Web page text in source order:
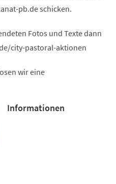
pb.de schicken.
Fotos und Texte dann
city-pastoral-aktionen
wir eine
Informationen